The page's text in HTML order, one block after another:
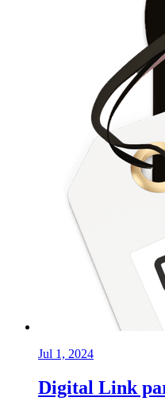
Jul 1, 2024
Digital Link